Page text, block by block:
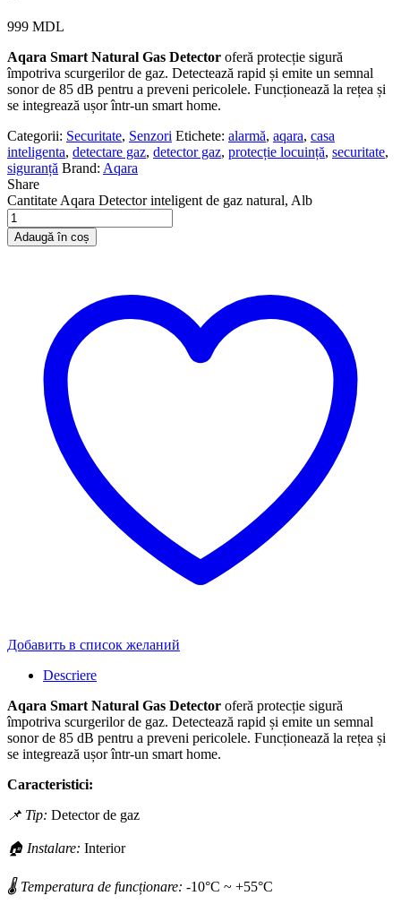
999 MDL
Aqara Smart Natural Gas Detector oferă protecție sigură
împotriva scurgerilor de gaz. Detectează rapid și emite un semnal
sonor de 85 dB pentru a preveni pericolele. Funcționează la rețea și
se integrează ușor într-un smart home.
Categorii: Securitate, Senzori Etichete: alarmă, aqara, casa
inteligenta, detectare gaz, detector gaz, protecție locuință, securitate,
siguranță Brand: Aqara
Share
Cantitate Aqara Detector inteligent de gaz natural, Alb
Adaugă în coș
Добавить в список желаний
Descriere
Aqara Smart Natural Gas Detector oferă protecție sigură
împotriva scurgerilor de gaz. Detectează rapid și emite un semnal
sonor de 85 dB pentru a preveni pericolele. Funcționează la rețea și
se integrează ușor într-un smart home.
Caracteristici:
📌 Tip: Detector de gaz
🏠 Instalare: Interior
🌡 Temperatura de funcționare: -10°C ~ +55°C